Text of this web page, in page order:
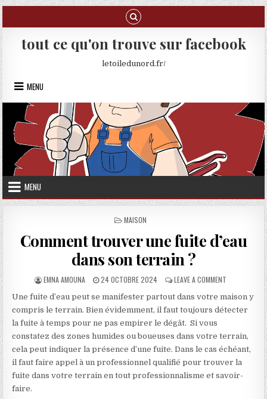
Skip to content
tout ce qu'on trouve sur facebook
letoiledunord.fr/
MENU
MENU
POSTED IN
MAISON
Comment trouver une fuite d’eau
dans son terrain ?
AUTHOR:
EMNA AMOUNA PUBLISHED DATE:
24 OCTOBRE 2024 LEAVE A COMMENT ON
Une fuite d’eau peut se manifester partout dans votre maison y
compris le terrain. Bien évidemment, il faut toujours détecter
la fuite à temps pour ne pas empirer le dégât. Si vous
constatez des zones humides ou boueuses dans votre terrain,
cela peut indiquer la présence d’une fuite. Dans le cas échéant,
il faut faire appel à un professionnel qualifié pour trouver la
fuite dans votre terrain en tout professionnalisme et savoir-
faire.